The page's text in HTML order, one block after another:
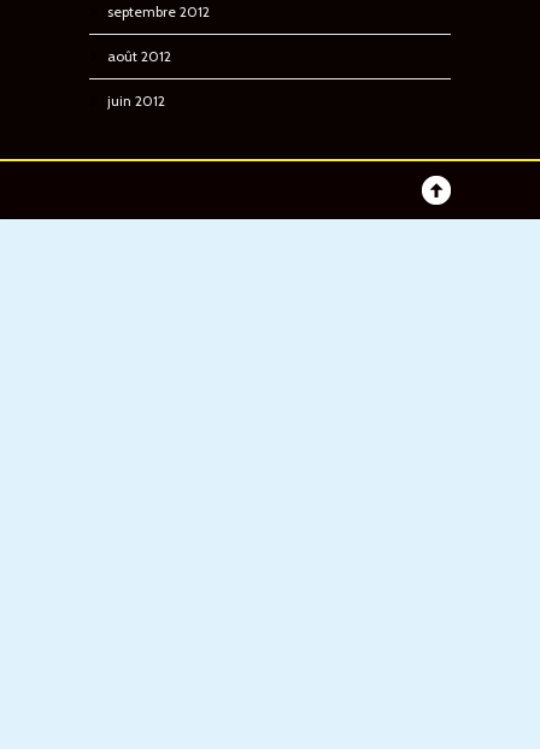
septembre 2012
août 2012
juin 2012